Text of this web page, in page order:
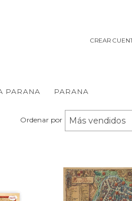
CREAR
PARANA PARANA
Ordenar por